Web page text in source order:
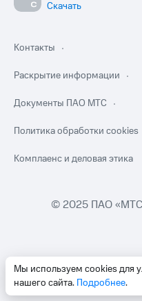
Мы используем cookies для
нашего сайта. Подробнее.
Скачать
Контакты
Раскрытие информации
Документы ПАО МТС
Политика обработки cookies
Комплаенс и деловая этика
© 2025 ПАО